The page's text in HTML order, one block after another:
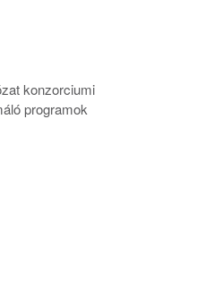
konzorciumi
programok